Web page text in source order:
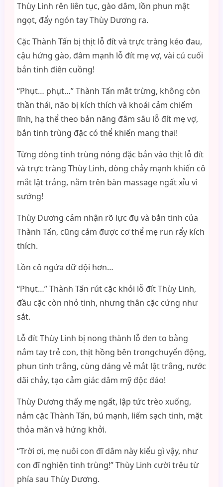
Thùy Linh rên liên tục, gào dâm, lồn phun mật
ngọt, đẩy ngón tay Thùy Dương ra.
Cặc Thành Tấn bị thịt lỗ đít và trực tràng kéo đau,
cậu hứng gào, đâm mạnh lỗ đít mẹ vợ, vài cú cuối
bắn tinh điên cuồng!
“Phụt… phụt…” Thành Tấn mắt trừng, không còn
thần thái, não bị kích thích và khoái cảm chiếm
lĩnh, hạ thể theo bản năng đâm sâu lỗ đít mẹ vợ,
bắn tinh trùng đặc có thể khiến mang thai!
Từng dòng tinh trùng nóng đặc bắn vào thịt lỗ đít
và trực tràng Thùy Linh, dòng chảy mạnh khiến cô
mắt lật trắng, nằm trên bàn massage ngất xỉu vì
sướng!
Thùy Dương cảm nhận rõ lực đụ và bắn tinh của
Thành Tấn, cũng cảm được cơ thể mẹ run rẩy kích
thích.
Lồn cô ngứa dữ dội hơn…
“Phụt…” Thành Tấn rút cặc khỏi lỗ đít Thùy Linh,
đầu cặc còn nhỏ tinh, nhưng thân cặc cứng như
sắt.
Lỗ đít Thùy Linh bị nong thành lỗ đen to bằng
nắm tay trẻ con, thịt hồng bên trongchuyển động,
phun tinh trắng, cùng dáng vẻ mắt lật trắng, nước
dãi chảy, tạo cảm giác dâm mỹ độc đáo!
Thùy Dương thấy mẹ ngất, lập tức trèo xuống,
nắm cặc Thành Tấn, bú mạnh, liếm sạch tinh, mặt
thỏa mãn và hứng khởi.
“Trời ơi, mẹ nuôi con đĩ dâm này kiểu gì vậy, như
con đĩ nghiện tinh trùng!” Thùy Linh cười trêu từ
phía sau Thùy Dương.